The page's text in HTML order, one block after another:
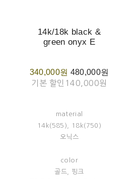
14k/18k black &
green onyx E
340,000원 480,000원
기본 할인 140,000원
material
14k(585), 18k(750)
오닉스
color
골드, 핑크